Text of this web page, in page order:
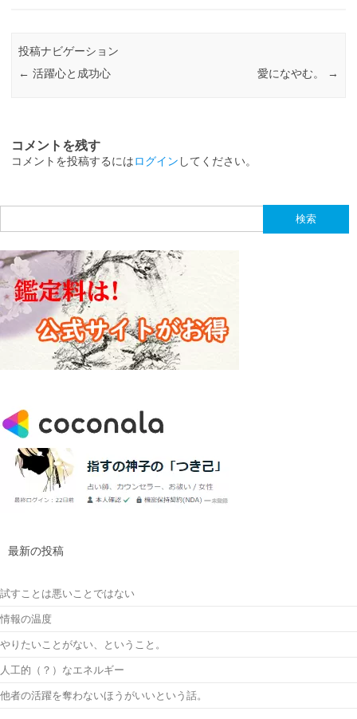
投稿ナビゲーション
← 活躍心と成功心 愛になやむ。 →
コメントを残す
コメントを投稿するにはログイン してください。
索:
最新の投稿
試すことは悪いことではない
情報の温度
やりたいことがない、ということ。
人工的（？）なエネルギー
他者の活躍を奪わないほうがいいという話。